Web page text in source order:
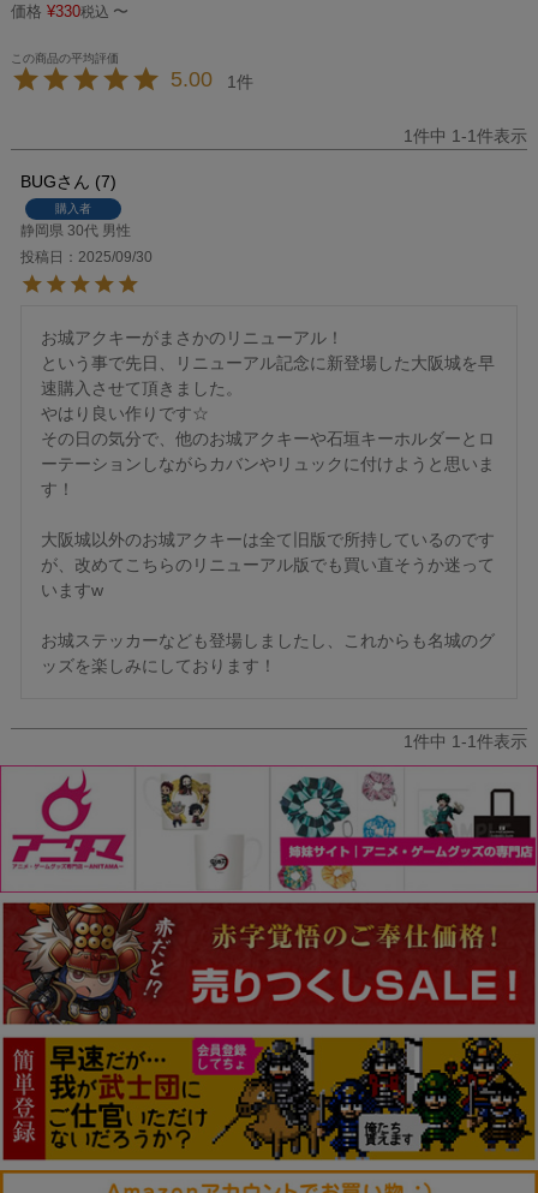
価格 ¥330税込 〜
5.00 1
1件中 1-1件表示
BUG 7
購入者
静岡県 30代 男性
投稿日
2025/09/30
お城アクキーがまさかのリニューアル！
という事で先日、リニューアル記念に新登場した大阪城を早
速購入させて頂きました。
やはり良い作りです☆
その日の気分で、他のお城アクキーや石垣キーホルダーとロ
ーテーションしながらカバンやリュックに付けようと思いま
す！
大阪城以外のお城アクキーは全て旧版で所持しているのです
が、改めてこちらのリニューアル版でも買い直そうか迷って
いますw
お城ステッカーなども登場しましたし、これからも名城のグ
ッズを楽しみにしております！
1件中 1-1件表示